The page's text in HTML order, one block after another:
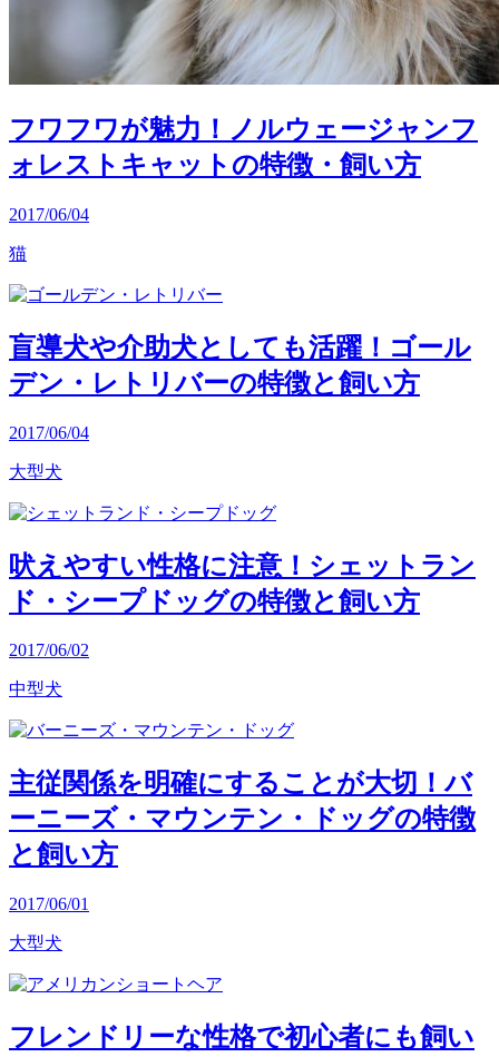
フワフワが魅力！ノルウェージャンフ
ォレストキャットの特徴・飼い方
2017/06/04
猫
盲導犬や介助犬としても活躍！ゴール
デン・レトリバーの特徴と飼い方
2017/06/04
大型犬
吠えやすい性格に注意！シェットラン
ド・シープドッグの特徴と飼い方
2017/06/02
中型犬
主従関係を明確にすることが大切！バ
ーニーズ・マウンテン・ドッグの特徴
と飼い方
2017/06/01
大型犬
フレンドリーな性格で初心者にも飼い